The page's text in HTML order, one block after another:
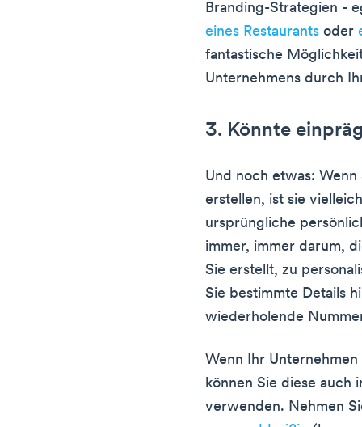
Branding-Strategien -
eines Restaurants oder
fantastische
Unternehmens durch
3. Könnte
Und noch etwas:
erstellen, ist sie
ursprüngliche
immer, immer darum,
Sie erstellt, zu
Sie bestimmte Details
wiederholende
Wenn Ihr
können Sie diese auch
verwenden. Nehmen